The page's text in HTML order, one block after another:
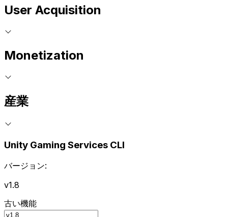
User Acquisition
Monetization
産業
Unity Gaming Services CLI
バージョン:
v1.8
古い機能